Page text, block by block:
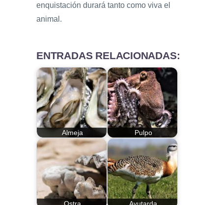
enquistación durará tanto como viva el
animal.
ENTRADAS RELACIONADAS:
Almeja Pulpo